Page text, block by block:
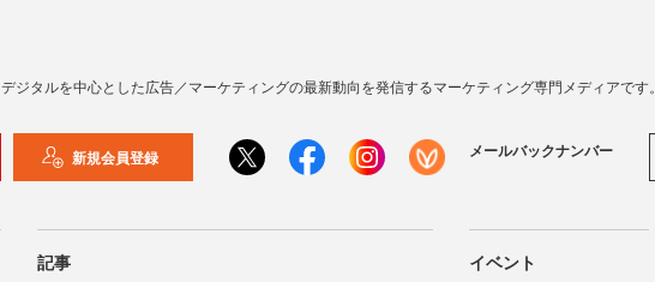
デジタルを中心とした広告／マーケティングの最新動向を発信するマーケティング専門メディアです。
新規会員登録 メールバックナンバー
記事 イベント